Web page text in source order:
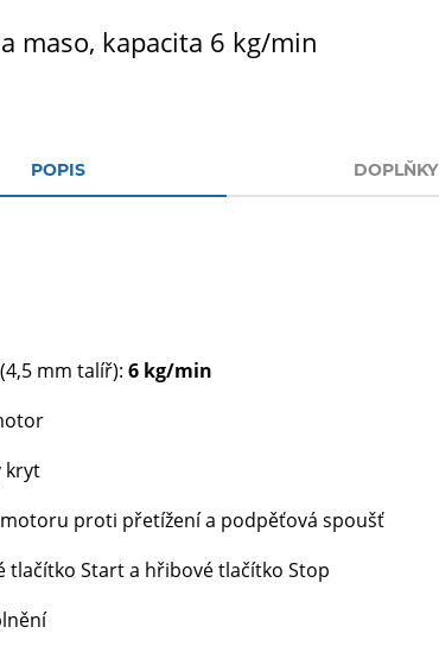
maso, kapacita 6 kg/min
POPIS DOPLŇKY
mm talíř): 6 kg/min
kryt
proti přetížení a podpěťová spoušť
tlačítko Start a hřibové tlačítko Stop